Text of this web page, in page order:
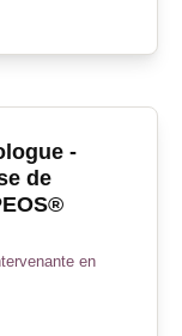
-
de
en